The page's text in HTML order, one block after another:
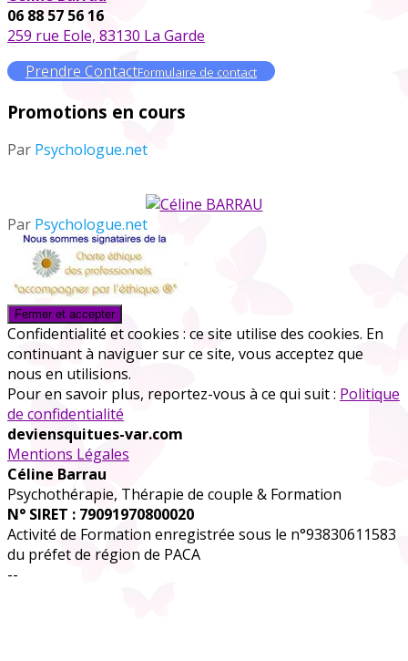
06 88 57 56 16
259 rue Eole, 83130 La Garde
Prendre ContactFormulaire de contact
Promotions en cours
Par Psychologue.net
Par Psychologue.net
Confidentialité et cookies : ce site utilise des cookies. En
continuant à naviguer sur ce site, vous acceptez que
nous en utilisions.
Pour en savoir plus, reportez-vous à ce qui suit : Politique
de confidentialité
deviensquitues-var.com
Mentions Légales
Céline Barrau
Psychothérapie, Thérapie de couple & Formation
N° SIRET : 79091970800020
Activité de Formation enregistrée sous le n°93830611583
du préfet de région de PACA
--